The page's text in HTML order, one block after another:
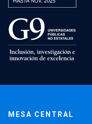
MESA CENTRAL